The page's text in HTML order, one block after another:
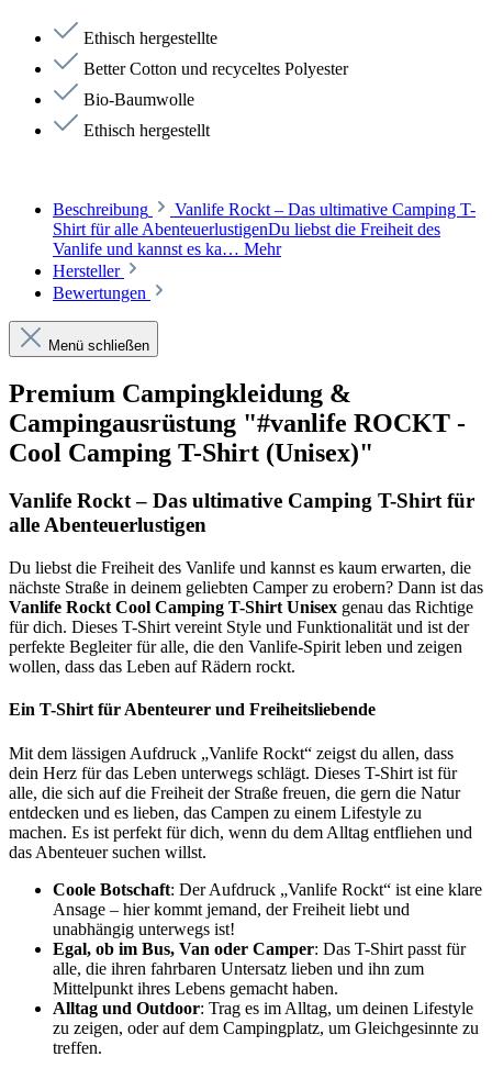
Ethisch hergestellte
Better Cotton und recyceltes Polyester
Bio-Baumwolle
Ethisch hergestellt
Beschreibung
Vanlife Rockt – Das ultimative Camping T-
Shirt für alle AbenteuerlustigenDu liebst die Freiheit des
Vanlife und kannst es ka… Mehr
Hersteller
Bewertungen
Menü schließen
Premium Campingkleidung &
Campingausrüstung "#vanlife ROCKT -
Cool Camping T-Shirt (Unisex)"
Vanlife Rockt – Das ultimative Camping T-Shirt für
alle Abenteuerlustigen
Du liebst die Freiheit des Vanlife und kannst es kaum erwarten, die
nächste Straße in deinem geliebten Camper zu erobern? Dann ist das
Vanlife Rockt Cool Camping T-Shirt Unisex genau das Richtige
für dich. Dieses T-Shirt vereint Style und Funktionalität und ist der
perfekte Begleiter für alle, die den Vanlife-Spirit leben und zeigen
wollen, dass das Leben auf Rädern rockt.
Ein T-Shirt für Abenteurer und Freiheitsliebende
Mit dem lässigen Aufdruck „Vanlife Rockt“ zeigst du allen, dass
dein Herz für das Leben unterwegs schlägt. Dieses T-Shirt ist für
alle, die sich auf die Freiheit der Straße freuen, die gern die Natur
entdecken und es lieben, das Campen zu einem Lifestyle zu
machen. Es ist perfekt für dich, wenn du dem Alltag entfliehen und
das Abenteuer suchen willst.
Coole Botschaft: Der Aufdruck „Vanlife Rockt“ ist eine klare
Ansage – hier kommt jemand, der Freiheit liebt und
unabhängig unterwegs ist!
Egal, ob im Bus, Van oder Camper: Das T-Shirt passt für
alle, die ihren fahrbaren Untersatz lieben und ihn zum
Mittelpunkt ihres Lebens gemacht haben.
Alltag und Outdoor: Trag es im Alltag, um deinen Lifestyle
zu zeigen, oder auf dem Campingplatz, um Gleichgesinnte zu
treffen.